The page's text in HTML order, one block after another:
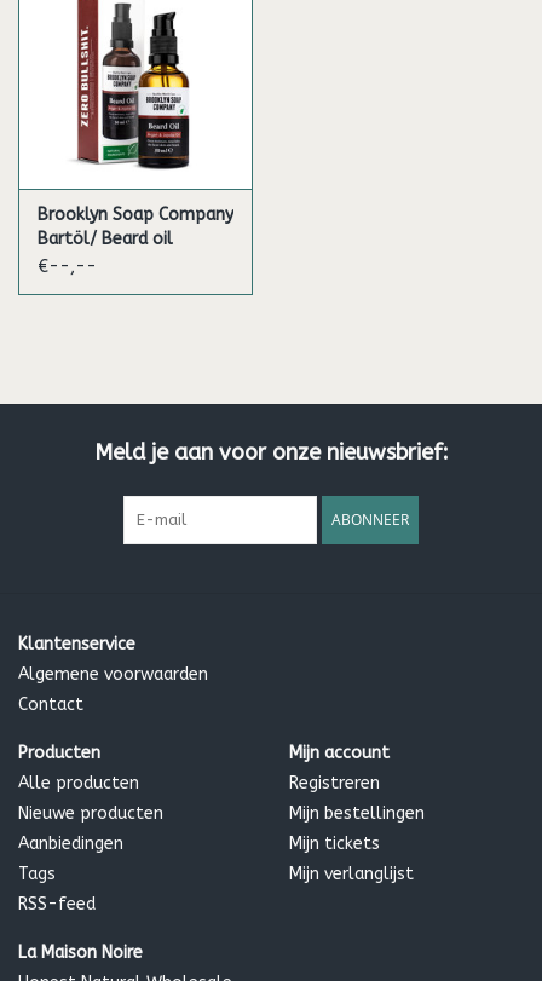
Brooklyn Soap Company
Bartöl/ Beard oil
€--,--
Meld je aan voor onze nieuwsbrief:
ABONNEER
Klantenservice
Algemene voorwaarden
Contact
Producten
Alle producten
Nieuwe producten
Aanbiedingen
Tags
RSS-feed
Mijn account
Registreren
Mijn bestellingen
Mijn tickets
Mijn verlanglijst
La Maison Noire